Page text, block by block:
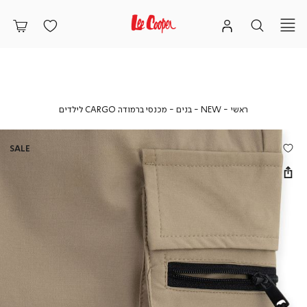
ראשי ראשי
NEW
NEW
בנים בניםמכנסי ברמודה CARGO לילדים
מכנסי
CARGO
SALE